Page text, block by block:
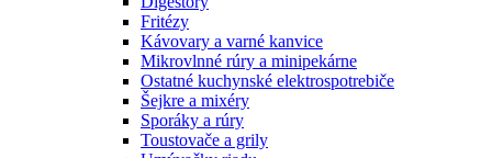
Fritézy
Kávovary a varné kanvice
Mikrovlnné rúry a minipekárne
Ostatné kuchynské elektrospotrebiče
Šejkre a mixéry
Sporáky a rúry
Toustovače a grily